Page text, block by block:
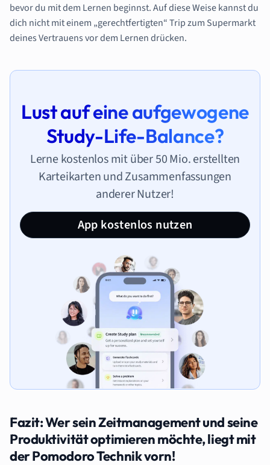
bevor du mit dem Lernen beginnst. Auf diese Weise kannst du
dich nicht mit einem „gerechtfertigten“ Trip zum Supermarkt
deines Vertrauens vor dem Lernen drücken.
Lust auf eine aufgewogene
Study-Life-Balance?
Lerne kostenlos mit über 50 Mio. erstellten
Karteikarten und Zusammenfassungen
anderer Nutzer!
App kostenlos nutzen
Fazit: Wer sein Zeitmanagement und seine
Produktivität optimieren möchte, liegt mit
der Pomodoro Technik vorn!